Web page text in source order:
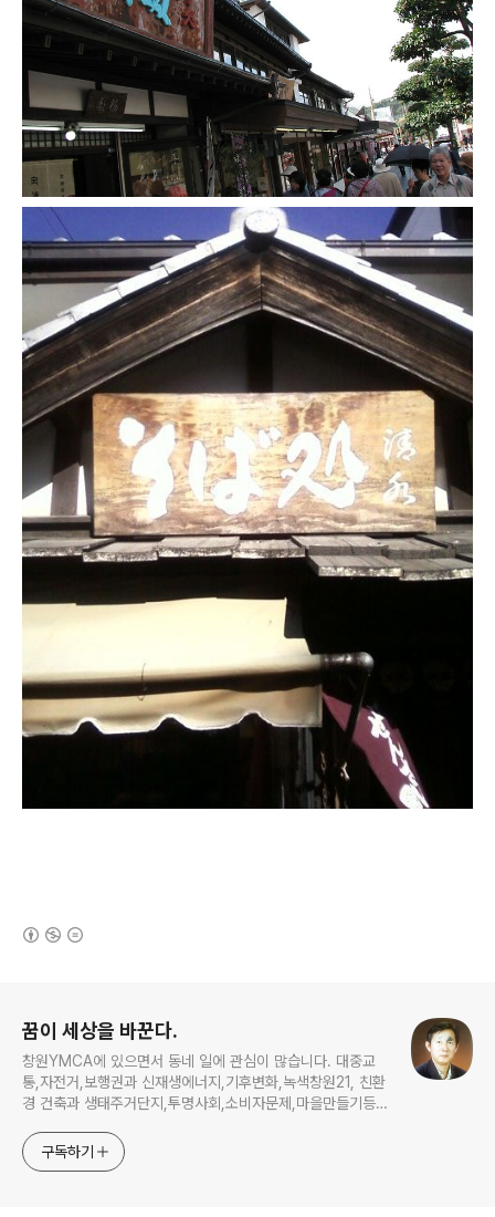
꿈이 세상을 바꾼다.
창원YMCA에 있으면서 동네 일에 관심이 많습니다. 대중교
통,자전거,보행권과 신재생에너지,기후변화,녹색창원21, 친환
경 건축과 생태주거단지,투명사회,소비자문제,마을만들기등...
구독하기